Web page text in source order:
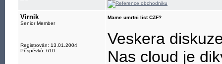
href="https://
Virnik
Senior Member
Registrován: 13.01.2004
Příspěvků: 610
Mame umrtni list CZF?
Veskera
Nas cloud je